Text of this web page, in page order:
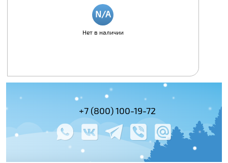
Нет в наличии
+7 (495)
+7 (800) 100-19-72
978-61-54